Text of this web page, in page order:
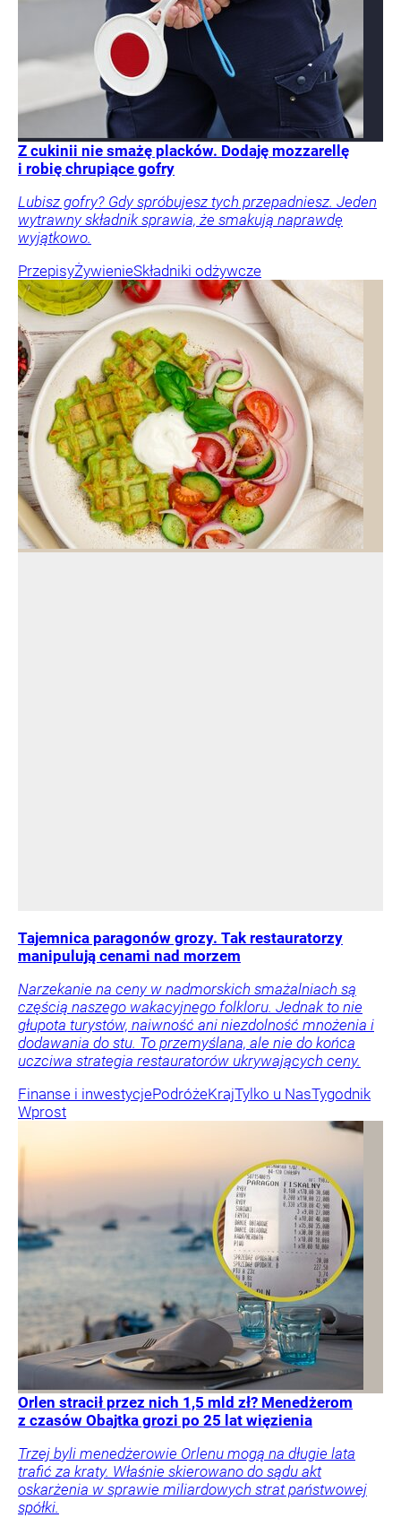
Z cukinii nie smażę placków. Dodaję mozzarellę
i robię chrupiące gofry
Lubisz gofry? Gdy spróbujesz tych przepadniesz. Jeden
wytrawny składnik sprawia, że smakują naprawdę
wyjątkowo.
PrzepisyŻywienieSkładniki odżywcze
Tajemnica paragonów grozy. Tak restauratorzy
manipulują cenami nad morzem
Narzekanie na ceny w nadmorskich smażalniach są
częścią naszego wakacyjnego folkloru. Jednak to nie
głupota turystów, naiwność ani niezdolność mnożenia i
dodawania do stu. To przemyślana, ale nie do końca
uczciwa strategia restauratorów ukrywających ceny.
Finanse i inwestycjePodróżeKrajTylko u NasTygodnik
Wprost
Orlen stracił przez nich 1,5 mld zł? Menedżerom
z czasów Obajtka grozi po 25 lat więzienia
Trzej byli menedżerowie Orlenu mogą na długie lata
trafić za kraty. Właśnie skierowano do sądu akt
oskarżenia w sprawie miliardowych strat państwowej
spółki.